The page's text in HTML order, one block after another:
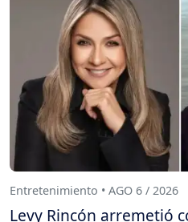
Entretenimiento • AGO 6 / 2026
Levy Rincón arremetió